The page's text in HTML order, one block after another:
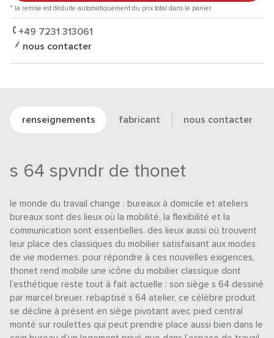
* la remise est déduite automatiquement du prix total dans le panier.
+49 7231 313061
nous contacter
renseignements fabricant nous contacter
s 64 spvndr de thonet
le monde du travail change : bureaux à domicile et ateliers
bureaux sont des lieux où la mobilité, la flexibilité et la
communication sont essentielles. des lieux aussi où trouvent
leur place des classiques du mobilier satisfaisant aux modes
de vie modernes. pour répondre à ces nouvelles exigences,
thonet rend mobile une icône du mobilier classique dont
l’esthétique reste tout à fait actuelle : son siège s 64 dessiné
par marcel breuer. rebaptisé s 64 atelier, ce célèbre produit
se décline à présent en siège pivotant avec pied central
monté sur roulettes qui peut prendre place aussi bien dans le